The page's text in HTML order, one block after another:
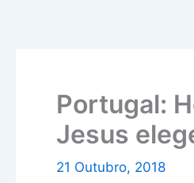
Portugal:
Jesus
21 Outubro, 2018